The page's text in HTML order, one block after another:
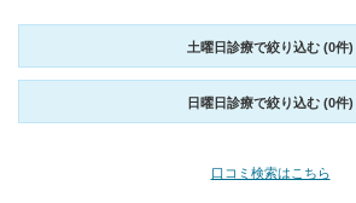
土曜日診療で絞り込む (0件)
日曜日診療で絞り込む (0件)
口コミ検索はこちら